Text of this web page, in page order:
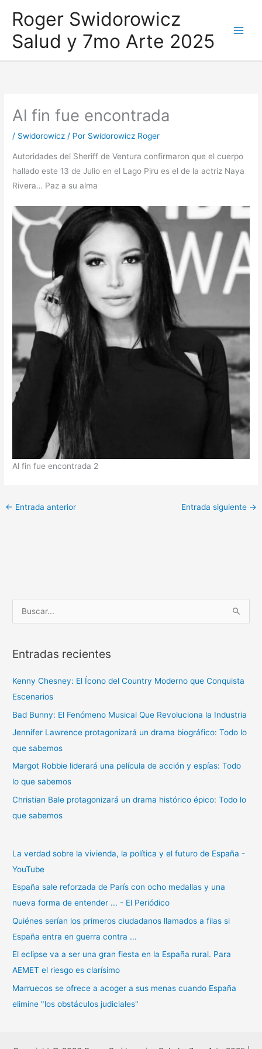
contenido
Roger Swidorowicz
Salud y 7mo Arte 2025
Al fin fue encontrada
/ Swidorowicz / Por Swidorowicz Roger
Autoridades del Sheriff de Ventura confirmaron que el cuerpo
hallado este 13 de Julio en el Lago Piru es el de la actriz Naya
Rivera… Paz a su alma
Al fin fue encontrada 2
← Entrada anterior Entrada siguiente →
u
c
r
p
o
r
:
Entradas recientes
Kenny Chesney: El Ícono del Country Moderno que Conquista
Escenarios
Bad Bunny: El Fenómeno Musical Que Revoluciona la Industria
Jennifer Lawrence protagonizará un drama biográfico: Todo lo
que sabemos
Margot Robbie liderará una película de acción y espías: Todo
lo que sabemos
Christian Bale protagonizará un drama histórico épico: Todo lo
que sabemos
La verdad sobre la vivienda, la política y el futuro de España -
YouTube
España sale reforzada de París con ocho medallas y una
nueva forma de entender ... - El Periódico
Quiénes serían los primeros ciudadanos llamados a filas si
España entra en guerra contra ...
El eclipse va a ser una gran fiesta en la España rural. Para
AEMET el riesgo es clarísimo
Marruecos se ofrece a acoger a sus menas cuando España
elimine "los obstáculos judiciales"